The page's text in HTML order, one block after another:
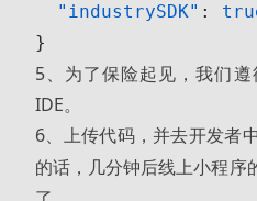
  "industrySDK"
:
}
5、为了保险起见，我们
IDE。
6、上传代码，并去开发者
的话，几分钟后线上小程序